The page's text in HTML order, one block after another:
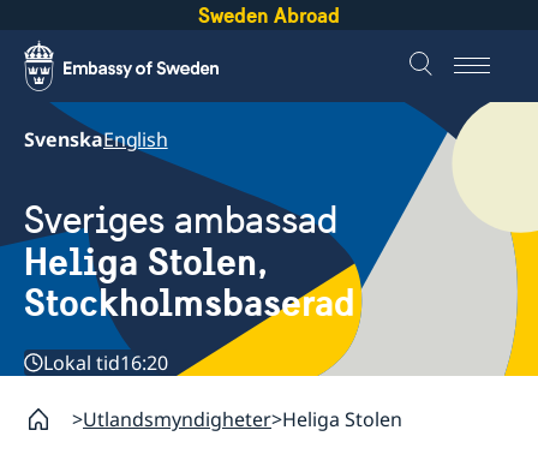
Sweden Abroad
SvenskaEnglish
Sveriges ambassad
Heliga Stolen,
Stockholmsbaserad
Lokal tid16:20
Utlandsmyndigheter Heliga Stolen